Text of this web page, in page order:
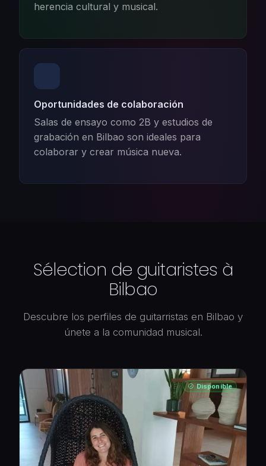
herencia cultural y musical.
Oportunidades de colaboración
Salas de ensayo como 2B y estudios de
grabación en Bilbao son ideales para
colaborar y crear música nueva.
Sélection de guitaristes à
Bilbao
Descubre los perfiles de guitarristas en Bilbao y
únete a la comunidad musical.
Disponible